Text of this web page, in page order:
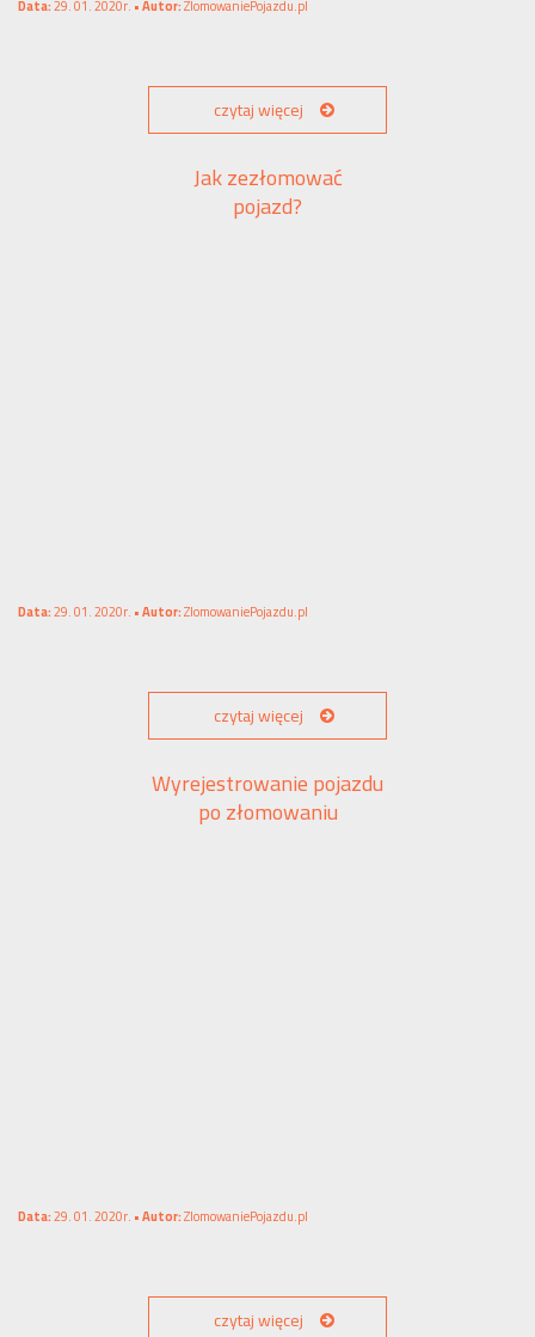
Data:29. 01. 2020r. •Autor:ZlomowaniePojazdu.pl
czytaj więcej
Jak zezłomować
pojazd?
Data:29. 01. 2020r. •Autor:ZlomowaniePojazdu.pl
czytaj więcej
Wyrejestrowanie pojazdu
po złomowaniu
Data:29. 01. 2020r. •Autor:ZlomowaniePojazdu.pl
czytaj więcej